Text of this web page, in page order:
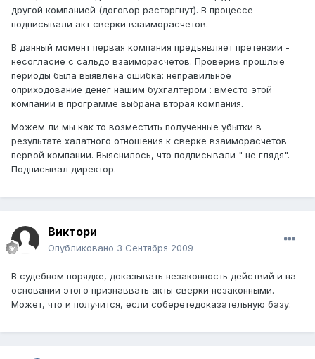
другой компанией (договор расторгнут). В процессе
подписывали акт сверки взаиморасчетов.
В данный момент первая компания предъявляет претензии -
несогласие с сальдо взаиморасчетов. Проверив прошлые
периоды была выявлена ошибка: неправильное
оприходование денег нашим бухгалтером : вместо этой
компании в программе выбрана вторая компания.
Можем ли мы как то возместить полученные убытки в
результате халатного отношения к сверке взаиморасчетов
первой компании. Выяснилось, что подписывали " не глядя".
Подписывал директор.
Виктори
Опубликовано 3 Сентября 2009
В судебном порядке, доказывать незаконность действий и на
основании этого признаввать акты сверки незаконными.
Может, что и получится, если соберетедоказательную базу.